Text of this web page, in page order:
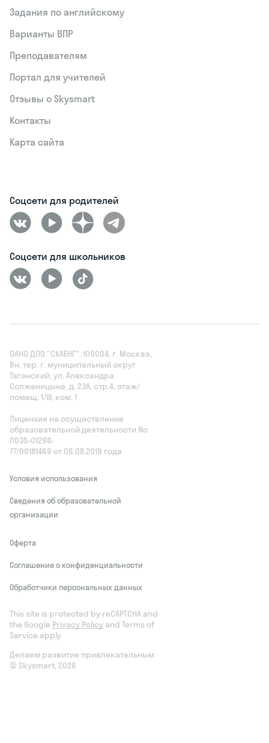
Задания по английскому
Варианты ВПР
Преподавателям
Портал для учителей
Отзывы о Skysmart
Контакты
Карта сайта
Соцсети для родителей
Соцсети для школьников
ОАНО ДПО "СКАЕНГ", 109004, г. Москва,
Вн. тер. г. муниципальный округ
Таганский, ул. Александра
Солженицына, д. 23А, стр.4, этаж/
помещ. 1/III, ком. 1
Лицензия на осуществление
образовательной деятельности No
Л035‑01298-
77/00181469 от 06.08.2019 года
Условия использования
Сведения об образовательной
организации
Оферта
Соглашение о конфиденциальности
Обработчики персональных данных
This site is protected by reCAPTCHA and
the Google Privacy Policy and Terms of
Service apply
Делаем развитие привлекательным
© Skysmart, 2026